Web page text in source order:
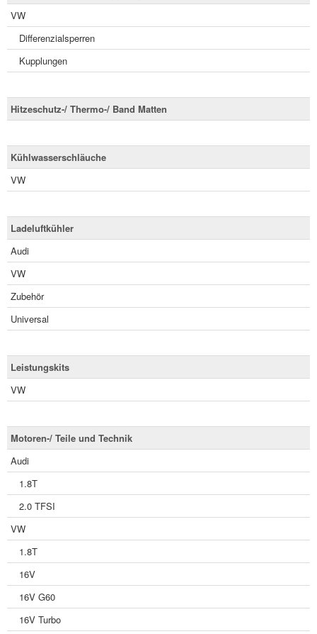
VW
Differenzialsperren
Kupplungen
Hitzeschutz-/ Thermo-/ Band Matten
Kühlwasserschläuche
VW
Ladeluftkühler
Audi
VW
Zubehör
Universal
Leistungskits
VW
Motoren-/ Teile und Technik
Audi
1.8T
2.0 TFSI
VW
1.8T
16V
16V G60
16V Turbo